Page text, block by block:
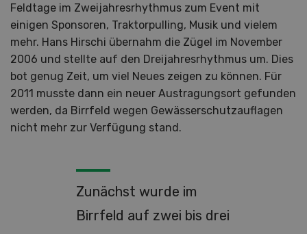
Feldtage im Zweijahresrhythmus zum Event mit
einigen Sponsoren, Traktorpulling, Musik und vielem
mehr. Hans Hirschi übernahm die Zügel im November
2006 und stellte auf den Dreijahresrhythmus um. Dies
bot genug Zeit, um viel Neues zeigen zu können. Für
2011 musste dann ein neuer Austragungsort gefunden
werden, da Birrfeld wegen Gewässerschutzauflagen
nicht mehr zur Verfügung stand.
Zunächst wurde im
Birrfeld auf zwei bis drei